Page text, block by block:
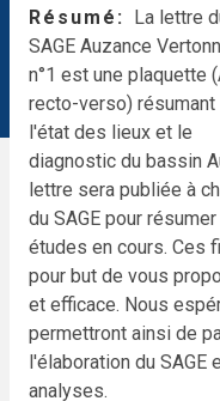
Résumé
La lettre
SAGE Auzance
n°1 est une plaquette
recto-verso) résumant
l'état des lieux et le
diagnostic du bassin
lettre sera publiée à
du SAGE pour
études en cours. Ces
pour but de vous
et efficace. Nous
permettront ainsi de
l'élaboration du SAGE
analyses.